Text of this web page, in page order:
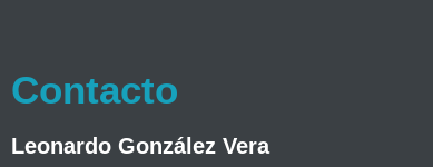
Contacto
Leonardo González Vera